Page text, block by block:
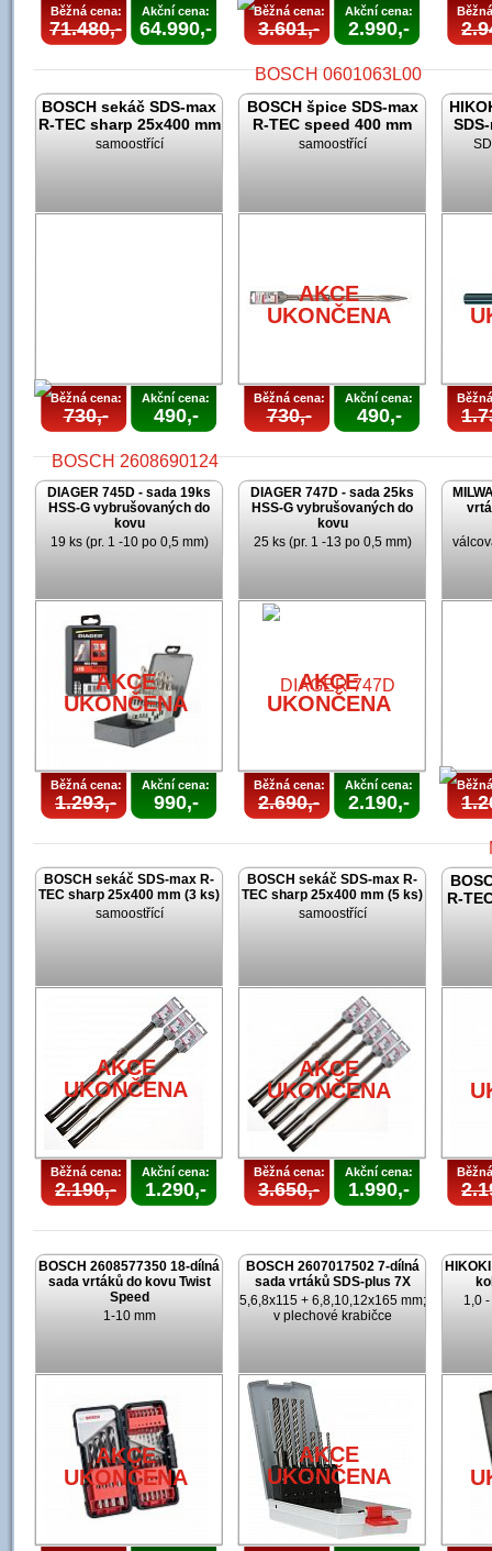
Běžná cena:
71.480,-
Akční cena:
64.990,-
Běžná cena:
3.601,-
Akční cena:
2.990,-
BOSCH sekáč SDS-max
R-TEC sharp 25x400 mm
samoostřící
AKCE
UKONČENA
Běžná cena:
730,-
Akční cena:
490,-
BOSCH špice SDS-max
R-TEC speed 400 mm
samoostřící
AKCE
UKONČENA
Běžná cena:
730,-
Akční cena:
490,-
DIAGER 745D - sada 19ks
HSS-G vybrušovaných do
kovu
19 ks (pr. 1 -10 po 0,5 mm)
AKCE
UKONČENA
Běžná cena:
1.293,-
Akční cena:
990,-
DIAGER 747D - sada 25ks
HSS-G vybrušovaných do
kovu
25 ks (pr. 1 -13 po 0,5 mm)
AKCE
UKONČENA
Běžná cena:
2.690,-
Akční cena:
2.190,-
BOSCH sekáč SDS-max R-
TEC sharp 25x400 mm (3 ks)
samoostřící
AKCE
UKONČENA
Běžná cena:
2.190,-
Akční cena:
1.290,-
BOSCH sekáč SDS-max R-
TEC sharp 25x400 mm (5 ks)
samoostřící
AKCE
UKONČENA
Běžná cena:
3.650,-
Akční cena:
1.990,-
R-
BOSCH 2608577350 18-dílná
sada vrtáků do kovu Twist
Speed
1-10 mm
AKCE
UKONČENA
BOSCH 2607017502 7-dílná
sada vrtáků SDS-plus 7X
5,6,8x115 + 6,8,10,12x165 mm;
v plechové krabičce
AKCE
UKONČENA
1,0